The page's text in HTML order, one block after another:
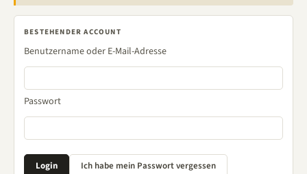
BESTEHENDER ACCOUNT
Benutzername oder E-Mail-Adresse
Passwort